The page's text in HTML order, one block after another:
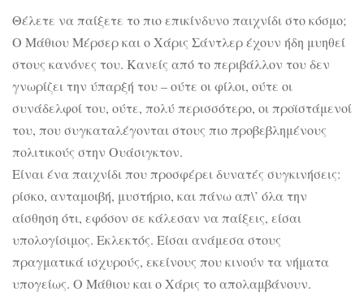
Θέλετε να παίξετε το πιο επικίνδυνο παιχνίδι στο κόσμο;
Ο Μάθιου Μέρσερ και ο Χάρις Σάντλερ έχουν ήδη μυηθεί
στους κανόνες του. Κανείς από το περιβάλλον του δεν
γνωρίζει την ύπαρξή του – ούτε οι φίλοι, ούτε οι
συνάδελφοί του, ούτε, πολύ περισσότερο, οι προϊστάμενοί
του, που συγκαταλέγονται στους πιο προβεβλημένους
πολιτικούς στην Ουάσιγκτον.
Είναι ένα παιχνίδι που προσφέρει δυνατές συγκινήσεις:
ρίσκο, ανταμοιβή, μυστήριο, και πάνω απ\’ όλα την
αίσθηση ότι, εφόσον σε κάλεσαν να παίξεις, είσαι
υπολογίσιμος. Εκλεκτός. Είσαι ανάμεσα στους
πραγματικά ισχυρούς, εκείνους που κινούν τα νήματα
υπογείως. Ο Μάθιου και ο Χάρις το απολαμβάνουν.